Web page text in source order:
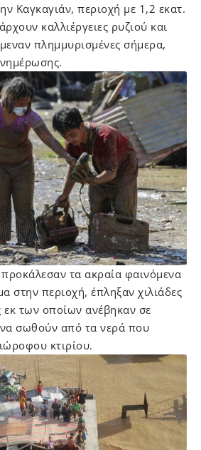
Καγκαγιάν, περιοχή με 1,2 εκατ.
καλλιέργειες ρυζιού και
πλημμυρισμένες σήμερα,
τα ακραία φαινόμενα
στην περιοχή, έπληξαν χιλιάδες
εκ των οποίων ανέβηκαν σε
να σωθούν από τα νερά που
κτιρίου.